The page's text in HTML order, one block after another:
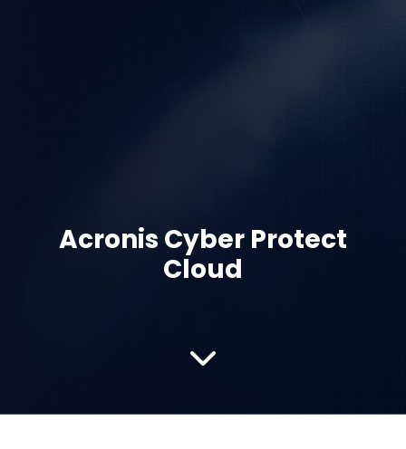
Acronis Cyber Protect
Cloud